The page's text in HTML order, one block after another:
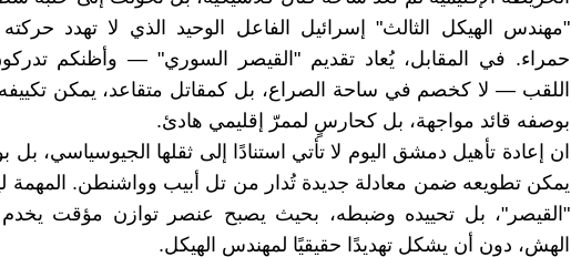
"مهندس الهيكل الثالث" إسرائيل الفاعل الوحيد الذي لا تهدد
حمراء. في المقابل، يُعاد تقديم "القيصر السوري" — وأظنكم
اللقب — لا كخصم في ساحة الصراع، بل كمقاتل متقاعد، يمكن تكييفه
بوصفه قائد مواجهة، بل كحارسٍ لممرّ إقليمي هادئ.
ان إعادة تأهيل دمشق اليوم لا تأتي استنادًا إلى ثقلها الجيوسياسي، بل
يمكن تطويعه ضمن معادلة جديدة تُدار من تل أبيب وواشنطن. المهمة
"القيصر"، بل تحييده وضبطه، بحيث يصبح عنصر توازن مؤقت يخدم
الهش، دون أن يشكل تهديدًا حقيقيًا لمهندس الهيكل.